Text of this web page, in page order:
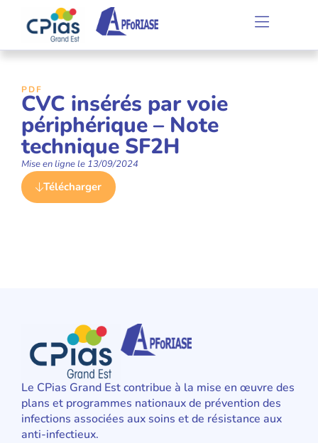
PDF
CVC insérés par voie
périphérique – Note
technique SF2H
Mise en ligne le 13/09/2024
Télécharger
Le CPias Grand Est contribue à la mise en œuvre des
plans et programmes nationaux de prévention des
infections associées aux soins et de résistance aux
anti-infectieux.